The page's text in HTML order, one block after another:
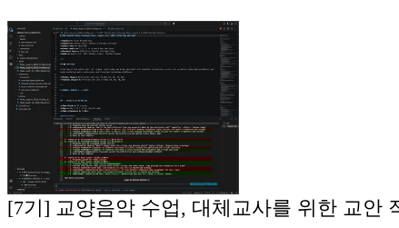
[7기] 교양음악 수업, 대체교사를 위한 교안